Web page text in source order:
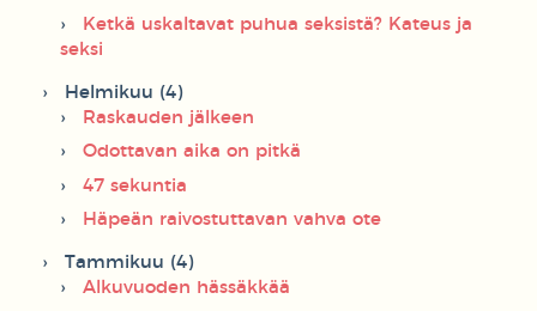
Ketkä uskaltavat puhua seksistä? Kateus ja
seksi
Helmikuu (4)
Raskauden jälkeen
Odottavan aika on pitkä
47 sekuntia
Häpeän raivostuttavan vahva ote
Tammikuu (4)
Alkuvuoden hässäkkää